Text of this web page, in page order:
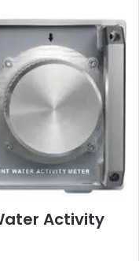
Activity